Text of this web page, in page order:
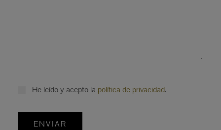
He leído y acepto la política de privacidad.
ENVIAR